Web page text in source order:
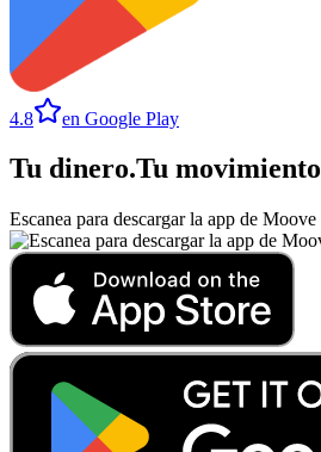
4.8 en Google Play
Tu dinero.Tu movimiento
Escanea para descargar la app de Moove